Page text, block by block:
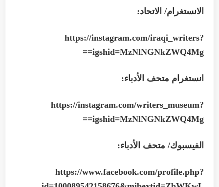
الانستغرام/ الاتحاد:
https://instagram.com/iraqi_writers?
igshid=MzNlNGNkZWQ4Mg
==
انستغرام متحف الأدباء:
https://instagram.com/writers_museum?
igshid=MzNlNGNkZWQ4Mg
==
الفيسبوك/ متحف الأدباء:
https://www.facebook.com/profile.php?